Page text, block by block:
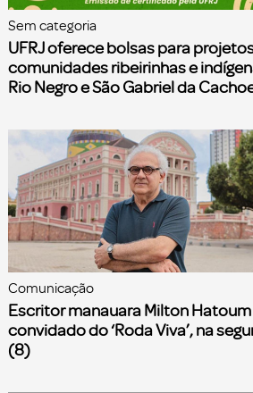
Sem categoria
UFRJ oferece bolsas para
comunidades ribeirinhas e
Rio Negro e São Gabriel da
Comunicação
Escritor manauara Milton Hatoum
convidado do ‘Roda Viva’, na
(8)